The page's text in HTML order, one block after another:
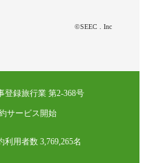
©SEEC . Inc
登録旅行業 第2-368号
サービス開始
利用者数 3,769,265名